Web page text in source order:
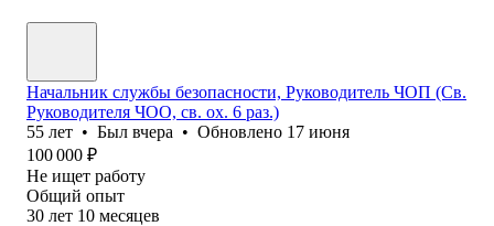
Начальник службы безопасности, Руководитель ЧОП (Св.
Руководителя ЧОО, св. ох. 6 раз.)
55 лет • Был вчера • Обновлено 17 июня
100 000 ₽
Не ищет работу
Общий опыт
30 лет 10 месяцев